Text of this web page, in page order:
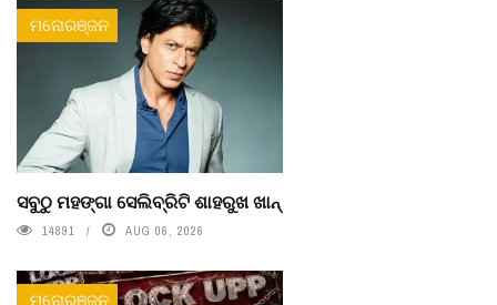
ମନୋରଞ୍ଜନ
ସବୁଠୁ ମହଙ୍ଗା ସେଲିବ୍ରିଟି ଶାହରୁଖ ଖାନ୍
14891 AUG 06, 2026
ମନୋରଞ୍ଜନ